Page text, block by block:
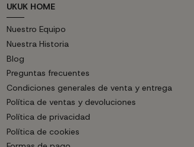
UKUK HOME
Nuestro Equipo
Nuestra Historia
Blog
Preguntas frecuentes
Condiciones generales de venta y entrega
Política de ventas y devoluciones
Política de privacidad
Política de cookies